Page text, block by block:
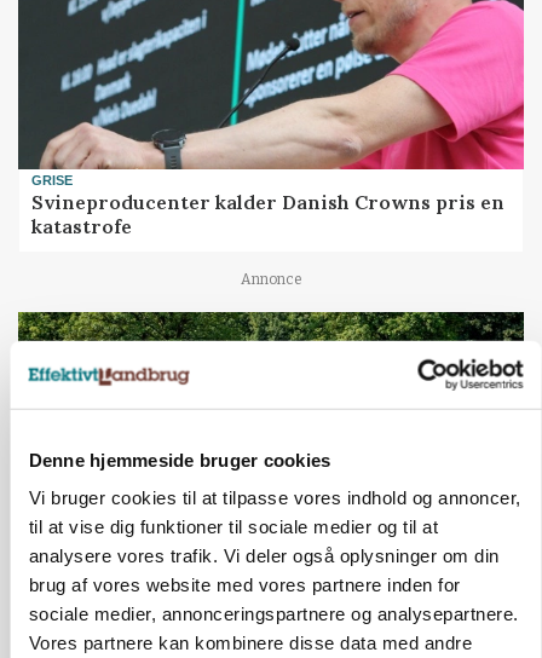
Denne hjemmeside bruger cookies
Vi bruger cookies til at tilpasse vores indhold og annoncer,
til at vise dig funktioner til sociale medier og til at
analysere vores trafik. Vi deler også oplysninger om din
brug af vores website med vores partnere inden for
sociale medier, annonceringspartnere og analysepartnere.
Vores partnere kan kombinere disse data med andre
GRISE
Svineproducenter kalder Danish Crowns pris en
katastrofe
Annonce
MASKINER
Forserie til selvkørende skårlægger afprøves i år